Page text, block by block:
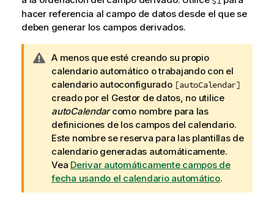
hacer referencia al campo de datos desde el que se
deben generar los campos derivados.
N
o
t
a
d
e
a
v
i
s
o
A menos que esté creando su propio
calendario automático o trabajando con el
calendario autoconfigurado [autoCalendar]
creado por el Gestor de datos, no utilice
autoCalendarcomo nombre para las
definiciones de los campos del calendario.
Este nombre se reserva para las plantillas de
calendario generadas automáticamente.
Vea Derivar automáticamente campos de
fecha usando el calendario automático.